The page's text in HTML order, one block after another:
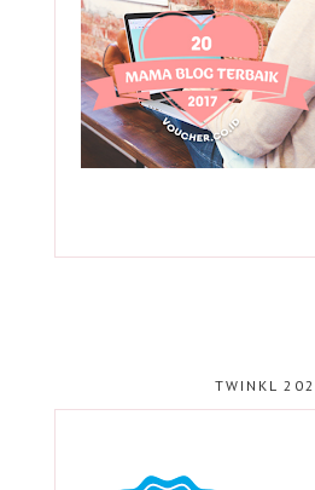
TWINKL